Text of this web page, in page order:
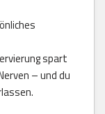
spart
– und du